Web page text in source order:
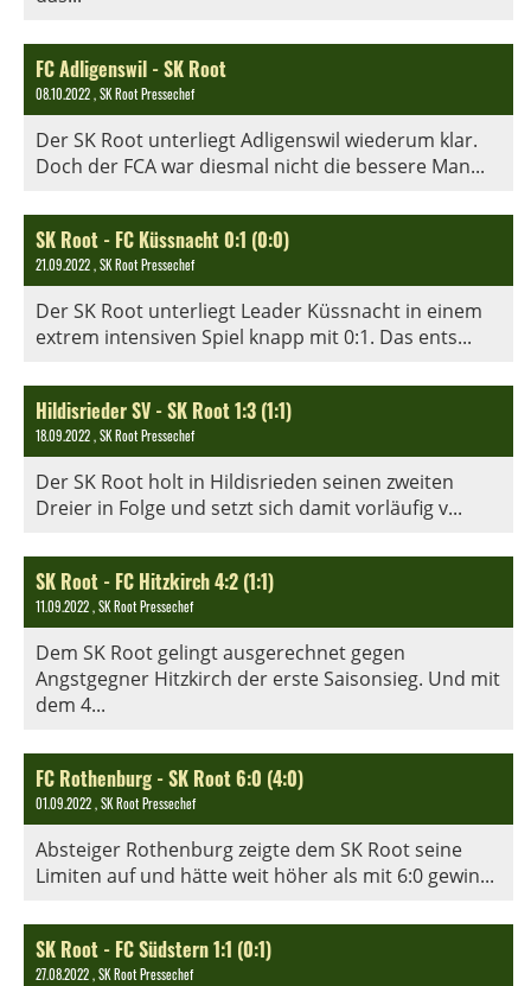
FC Adligenswil - SK Root
08.10.2022, SK Root Pressechef
Der SK Root unterliegt Adligenswil wiederum klar.
Doch der FCA war diesmal nicht die bessere Man...
SK Root - FC Küssnacht 0:1 (0:0)
21.09.2022, SK Root Pressechef
Der SK Root unterliegt Leader Küssnacht in einem
extrem intensiven Spiel knapp mit 0:1. Das ents...
Hildisrieder SV - SK Root 1:3 (1:1)
18.09.2022, SK Root Pressechef
Der SK Root holt in Hildisrieden seinen zweiten
Dreier in Folge und setzt sich damit vorläufig v...
SK Root - FC Hitzkirch 4:2 (1:1)
11.09.2022, SK Root Pressechef
Dem SK Root gelingt ausgerechnet gegen
Angstgegner Hitzkirch der erste Saisonsieg. Und mit
dem 4...
FC Rothenburg - SK Root 6:0 (4:0)
01.09.2022, SK Root Pressechef
Absteiger Rothenburg zeigte dem SK Root seine
Limiten auf und hätte weit höher als mit 6:0 gewin...
SK Root - FC Südstern 1:1 (0:1)
27.08.2022, SK Root Pressechef